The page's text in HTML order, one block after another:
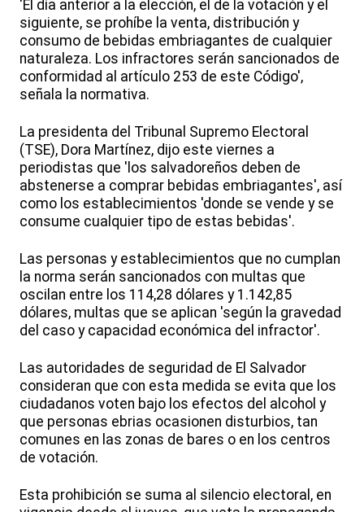
'El día anterior a la elección, el de la votación y el
siguiente, se prohíbe la venta, distribución y
consumo de bebidas embriagantes de cualquier
naturaleza. Los infractores serán sancionados de
conformidad al artículo 253 de este Código',
señala la normativa.
La presidenta del Tribunal Supremo Electoral
(TSE), Dora Martínez, dijo este viernes a
periodistas que 'los salvadoreños deben de
abstenerse a comprar bebidas embriagantes', así
como los establecimientos 'donde se vende y se
consume cualquier tipo de estas bebidas'.
Las personas y establecimientos que no cumplan
la norma serán sancionados con multas que
oscilan entre los 114,28 dólares y 1.142,85
dólares, multas que se aplican 'según la gravedad
del caso y capacidad económica del infractor'.
Las autoridades de seguridad de El Salvador
consideran que con esta medida se evita que los
ciudadanos voten bajo los efectos del alcohol y
que personas ebrias ocasionen disturbios, tan
comunes en las zonas de bares o en los centros
de votación.
Esta prohibición se suma al silencio electoral, en